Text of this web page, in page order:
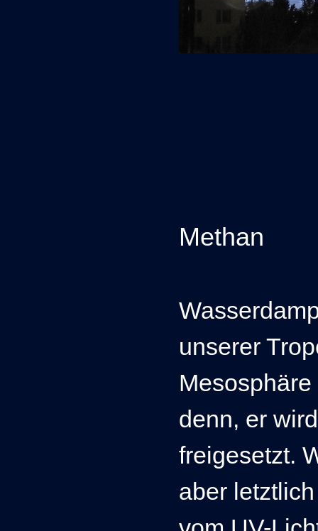
Methan
unserer
denn, er
freigesetzt.
aber